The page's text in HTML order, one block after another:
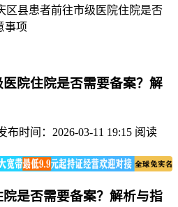
区县患者前往市级医院住院是否
事项
院住院是否需要备案？解
布时间：2026-03-11 19:15 阅读
是否需要备案？解析与指